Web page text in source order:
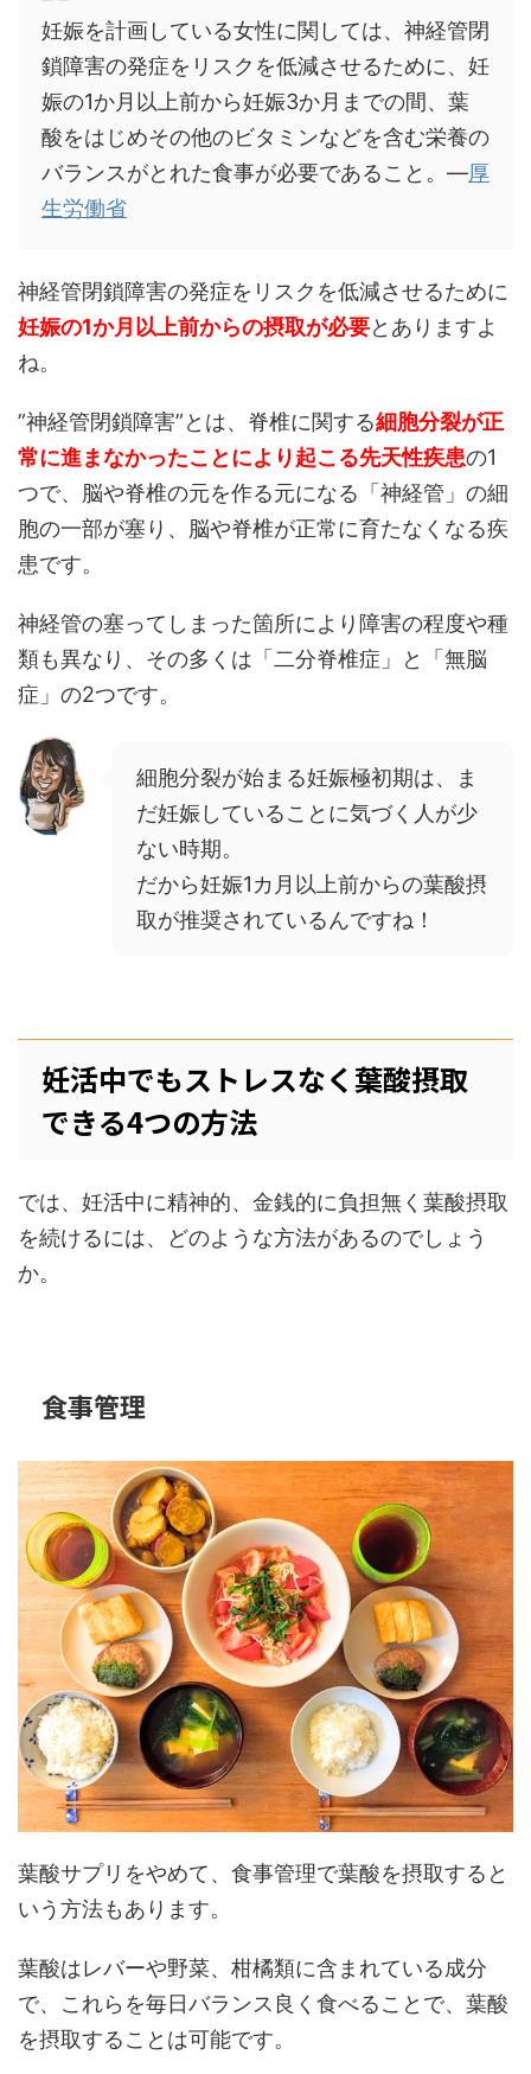
妊娠を計画している女性に関しては、神経管閉
鎖障害の発症をリスクを低減させるために、妊
娠の1か月以上前から妊娠3か月までの間、葉
酸をはじめその他のビタミンなどを含む栄養の
バランスがとれた食事が必要であること。―厚
生労働省
神経管閉鎖障害の発症をリスクを低減させるために
妊娠の1か月以上前からの摂取が必要とありますよ
ね。
”神経管閉鎖障害”とは、脊椎に関する細胞分裂が正
常に進まなかったことにより起こる先天性疾患の1
つで、脳や脊椎の元を作る元になる「神経管」の細
胞の一部が塞り、脳や脊椎が正常に育たなくなる疾
患です。
神経管の塞ってしまった箇所により障害の程度や種
類も異なり、その多くは「二分脊椎症」と「無脳
症」の2つです。
細胞分裂が始まる妊娠極初期は、ま
だ妊娠していることに気づく人が少
ない時期。
だから妊娠1カ月以上前からの葉酸摂
取が推奨されているんですね！
妊活中でもストレスなく葉酸摂取
できる4つの方法
では、妊活中に精神的、金銭的に負担無く葉酸摂取
を続けるには、どのような方法があるのでしょう
か。
食事管理
葉酸サプリをやめて、食事管理で葉酸を摂取すると
いう方法もあります。
葉酸はレバーや野菜、柑橘類に含まれている成分
で、これらを毎日バランス良く食べることで、葉酸
を摂取することは可能です。